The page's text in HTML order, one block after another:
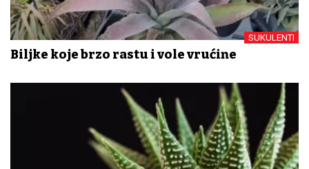
SUKULENTI
Biljke koje brzo rastu i vole vrućine